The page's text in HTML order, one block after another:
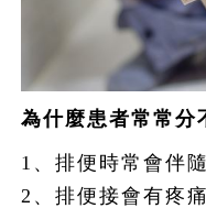
為什麼患者常常分
1、排便時常會伴
2、排便接會有疼